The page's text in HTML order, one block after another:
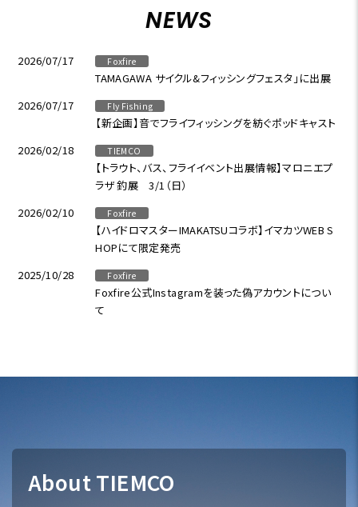
NEWS
2026/07/17 Foxfire
TAMAGAWA サイクル&フィッシングフェスタ」に出展
2026/07/17
Fly Fishing
【新企画】音でフライフィッシングを紡ぐポッドキャスト
2026/02/18
TIEMCO
【トラウト、バス、フライイベント出展情報】マロニエプ
ラザ 釣展 3/1（日）
2026/02/10
Foxfire
【ハイドロマスターIMAKATSUコラボ】イマカツWEB S
HOPにて限定発売
2025/10/28
Foxfire
Foxfire公式Instagramを装った偽アカウントについ
て
About TIEMCO